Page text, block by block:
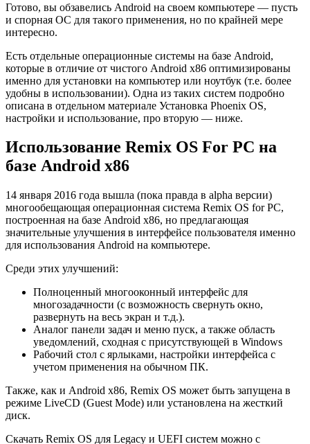
Готово, вы обзавелись Android на своем компьютере — пусть
и спорная ОС для такого применения, но по крайней мере
интересно.
Есть отдельные операционные системы на базе Android,
которые в отличие от чистого Android x86 оптимизированы
именно для установки на компьютер или ноутбук (т.е. более
удобны в использовании). Одна из таких систем подробно
описана в отдельном материале Установка Phoenix OS,
настройки и использование, про вторую — ниже.
Использование Remix OS For PC на
базе Android x86
14 января 2016 года вышла (пока правда в alpha версии)
многообещающая операционная система Remix OS for PC,
построенная на базе Android x86, но предлагающая
значительные улучшения в интерфейсе пользователя именно
для использования Android на компьютере.
Среди этих улучшений:
Полноценный многооконный интерфейс для
многозадачности (с возможность свернуть окно,
развернуть на весь экран и т.д.).
Аналог панели задач и меню пуск, а также область
уведомлений, сходная с присутствующей в Windows
Рабочий стол с ярлыками, настройки интерфейса с
учетом применения на обычном ПК.
Также, как и Android x86, Remix OS может быть запущена в
режиме LiveCD (Guest Mode) или установлена на жесткий
диск.
Скачать Remix OS для Legacy и UEFI систем можно с